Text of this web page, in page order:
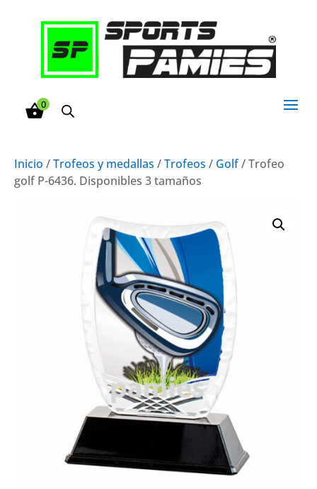
0
Inicio /Trofeos y medallas /Trofeos / Golf/ Trofeo
golf P-6436. Disponibles 3 tamaños